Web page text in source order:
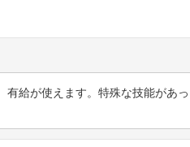
給が使えます。特殊な技能があっ